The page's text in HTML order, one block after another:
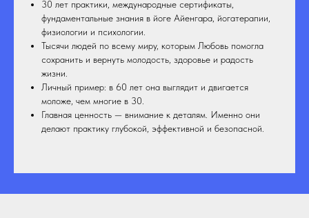
30 лет практики, международные сертификаты,
фундаментальные знания в йоге Айенгара, йогатерапии,
физиологии и психологии.
Тысячи людей по всему миру, которым Любовь помогла
сохранить и вернуть молодость, здоровье и радость
жизни.
Личный пример: в 60 лет она выглядит и двигается
моложе, чем многие в 30.
Главная ценность — внимание к деталям. Именно они
делают практику глубокой, эффективной и безопасной.